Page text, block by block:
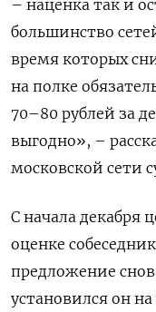
– наценка так и
большинство
время которых
на полке
70–80 рублей за
выгодно», –
московской сети
С начала декабря
оценке
предложение
установился он